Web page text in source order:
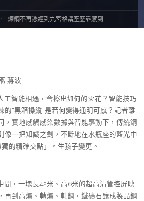
煉鋼不再憑經到九宮格講座歷靠感到
蔣波
工智能相遇，會擦出如何的火花？智能技巧
的“黑箱操縱”是若何變得通明可感？記者離
，實地感觸感染數據與智能驅動下，傳統鋼
像一把知識之劍，不斷地在水瓶座的藍光中
獨的精確交點」。生孩子變更。
間，一塊長42米、高6米的超高清管控屏映
再到高爐、轉爐、軋鋼，鐵礦石釀成製品鋼